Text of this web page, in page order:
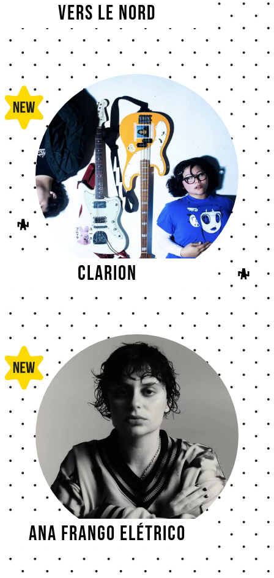
Vers le nord
CLARION
Ana Frango Elétrico